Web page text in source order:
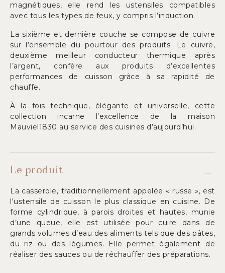
magnétiques, elle rend les ustensiles compatibles
avec tous les types de feux, y compris l’induction.
La sixième et dernière couche se compose de cuivre
sur l’ensemble du pourtour des produits. Le cuivre,
deuxième meilleur conducteur thermique après
l’argent, confère aux produits d’excellentes
performances de cuisson grâce à sa rapidité de
chauffe.
À la fois technique, élégante et universelle, cette
collection incarne l’excellence de la maison
Mauviel1830 au service des cuisines d’aujourd’hui.
Le produit
La casserole, traditionnellement appelée « russe », est
l'ustensile de cuisson le plus classique en cuisine. De
forme cylindrique, à parois droites et hautes, munie
d’une queue, elle est utilisée pour cuire dans de
grands volumes d’eau des aliments tels que des pâtes,
du riz ou des légumes. Elle permet également de
réaliser des sauces ou de réchauffer des préparations.